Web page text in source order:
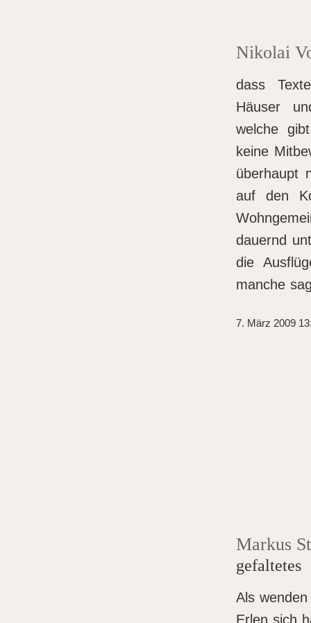
Nikolai
dass
Häuser
welche
keine
überhaupt
auf den
dauernd
die
manche
7. März 2009
Markus
gefaltetes
Als
Erlen sich